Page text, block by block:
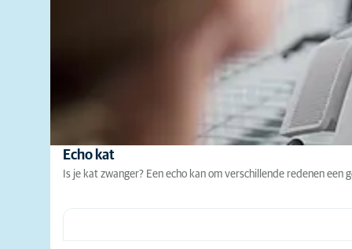
Echo kat
Is je kat zwanger? Een echo kan om verschillende redenen een